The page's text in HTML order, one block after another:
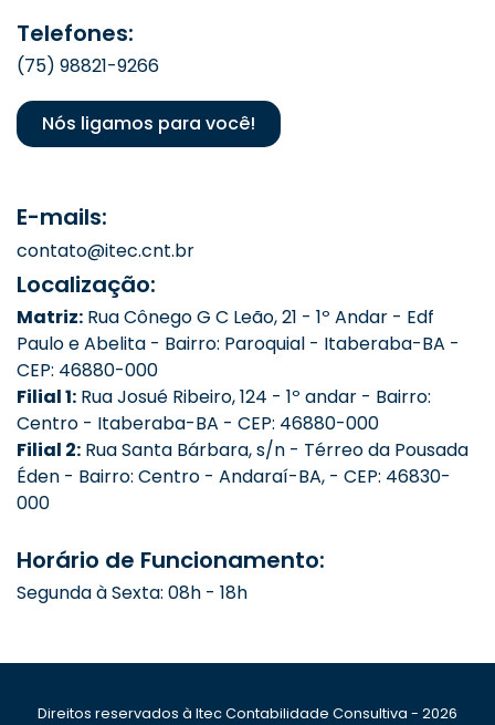
Telefones:
(75) 98821-9266
Nós ligamos para você!
E-mails:
contato@itec.cnt.br
Localização:
Matriz: Rua Cônego G C Leão, 21 - 1º Andar - Edf
Paulo e Abelita - Bairro: Paroquial - Itaberaba-BA -
CEP: 46880-000
Filial 1: Rua Josué Ribeiro, 124 - 1º andar - Bairro:
Centro - Itaberaba-BA - CEP: 46880-000
Filial 2: Rua Santa Bárbara, s/n - Térreo da Pousada
Éden - Bairro: Centro - Andaraí-BA, - CEP: 46830-
000
Horário de Funcionamento:
Segunda à Sexta: 08h - 18h
Direitos reservados à Itec Contabilidade Consultiva - 2026